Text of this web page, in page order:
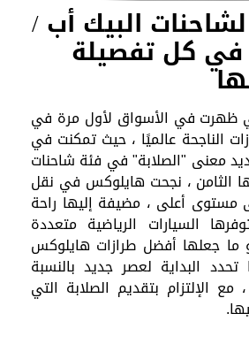
البيك أب /
كل تفصيلة
ظهرت في الأسواق لأول مرة في
الطرازات الناجحة عالميًا ، حيث تمكنت في
معنى "الصلابة" في فئة شاحنات
الثامن ، نجحت هايلوكس في نقل
مستوى أعلى ، مضيفة إليها راحة
السيارات الرياضية متعددة
ما جعلها أفضل طرازات هايلوكس
البداية لعصر جديد بالنسبة
مع الإلتزام بتقديم الصلابة التي